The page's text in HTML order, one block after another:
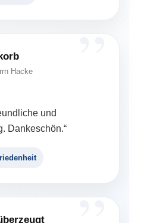
Hacke
und
Dankeschön.“